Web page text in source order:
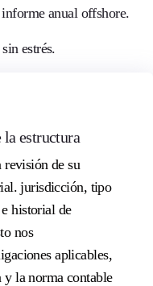
anual offshore.
estrés.
la estructura
revisión de su
jurisdicción, tipo
historial de
nos
aplicables,
y la norma contable